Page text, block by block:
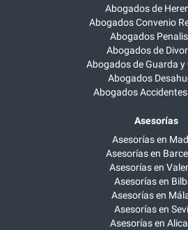
Abogados de
Abogados Convenio
Abogados
Abogados de
Abogados de Guarda y
Abogados
Abogados
Asesorías
Asesorías en
Asesorías en
Asesorías en
Asesorías en
Asesorías en
Asesorías en
Asesorías en